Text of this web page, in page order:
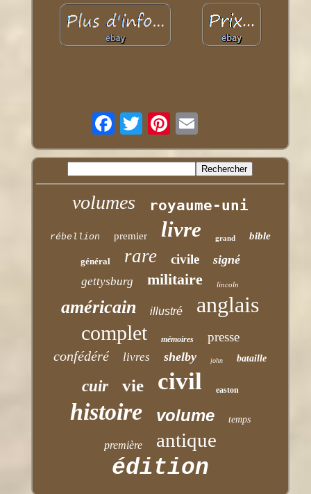
volumes royaume-uni
rébellion premier livre grand bible
général rare civile signé
gettysburg militaire lincoln
américain illustré anglais
complet mémoires presse
confédéré livres shelby john bataille
cuir vie civil easton
histoire volume temps
première antique
édition